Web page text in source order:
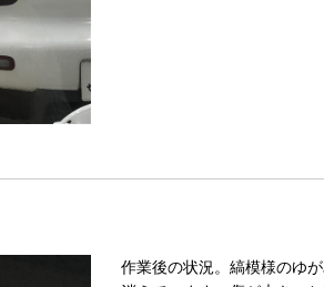
作業後の状況。縞模様のゆ